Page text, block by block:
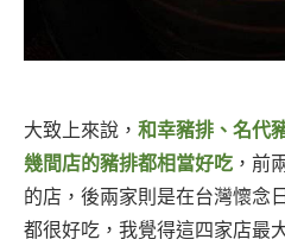
大致上來說， 和幸豬排、名代
幾間店的豬排都相當好吃 ，前
的店，後兩家則是在台灣懷念
都很好吃，我覺得這四家店最